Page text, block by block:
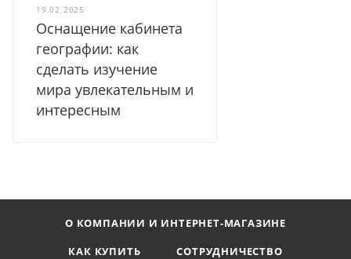
19.02.2025
Оснащение кабинета
географии: как
сделать изучение
мира увлекательным и
интересным
О КОМПАНИИ И ИНТЕРНЕТ-МАГАЗИНЕ
КАК КУПИТЬ
СОТРУДНИЧЕСТВО